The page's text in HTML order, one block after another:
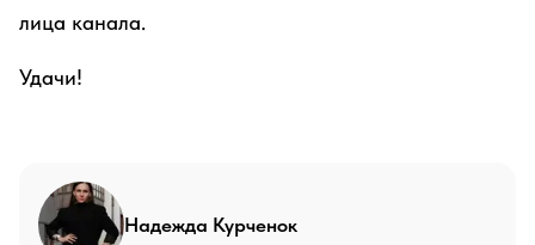
лица канала.
Удачи!
Надежда Курченок